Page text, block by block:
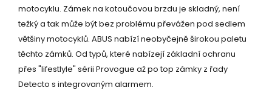
motocyklu. Zámek na kotoučovou brzdu je skladný, není
težký a tak může být bez problému převážen pod sedlem
většiny motocyklů. ABUS nabízí neobyčejně širokou paletu
těchto zámků. Od typů, které nabízejí základní ochranu
přes "lifestlyle" sérii Provogue až po top zámky z řady
Detecto s integrovaným alarmem.